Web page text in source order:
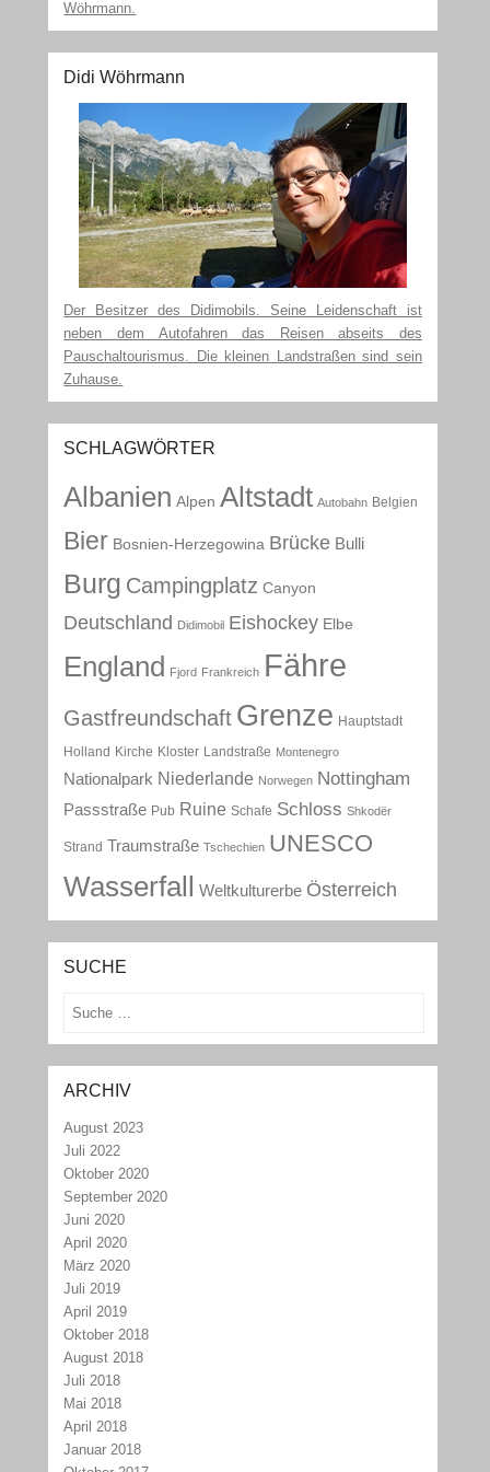
Wöhrmann.
Didi Wöhrmann
Der Besitzer des Didimobils. Seine Leidenschaft ist
neben dem Autofahren das Reisen abseits des
Pauschaltourismus. Die kleinen Landstraßen sind sein
Zuhause.
SCHLAGWÖRTER
Albanien Alpen Altstadt Autobahn Belgien
Bier Bosnien-Herzegowina Brücke Bulli
Burg Campingplatz Canyon
Deutschland Didimobil Eishockey Elbe
England Fjord Frankreich Fähre
Gastfreundschaft Grenze Hauptstadt
Holland Kirche Kloster Landstraße Montenegro
Nationalpark Niederlande Norwegen Nottingham
Passstraße Pub Ruine Schafe Schloss Shkodër
Strand Traumstraße Tschechien UNESCO
Wasserfall Weltkulturerbe Österreich
SUCHE
Suchen
ARCHIV
August 2023
Juli 2022
Oktober 2020
September 2020
Juni 2020
April 2020
März 2020
Juli 2019
April 2019
Oktober 2018
August 2018
Juli 2018
Mai 2018
April 2018
Januar 2018